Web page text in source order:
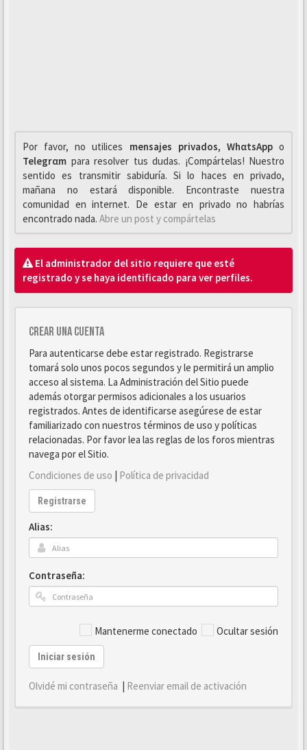
Por favor, no utilices mensajes privados, WhαtsAppo
Telegrαm para resolver tus dudas. ¡Compártelas! Nuestro
sentido es transmitir sabiduría. Si lo haces en privado,
mañana no estará disponible. Encontraste nuestra
comunidad en internet. De estar en privado no habrías
encontrado nada. Abre un post y compártelas
El administrador del sitio requiere que esté
registrado y se haya identificado para ver perfiles.
Crear una cuenta
Para autenticarse debe estar registrado. Registrarse
tomará solo unos pocos segundos y le permitirá un amplio
acceso al sistema. La Administración del Sitio puede
además otorgar permisos adicionales a los usuarios
registrados. Antes de identificarse asegúrese de estar
familiarizado con nuestros términos de uso y políticas
relacionadas. Por favor lea las reglas de los foros mientras
navega por el Sitio.
Condiciones de uso | Política de privacidad
Registrarse
Alias:
Contraseña:
Mantenerme conectado Ocultar sesión
Iniciar sesión
Olvidé mi contraseña | Reenviar email de activación